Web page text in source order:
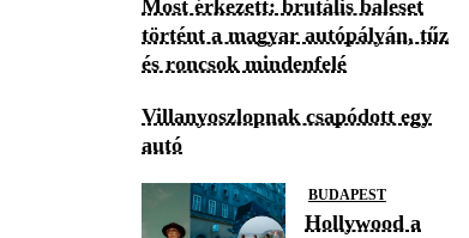
Most érkezett: brutális baleset
történt a magyar autópályán, tűz
és roncsok mindenfelé
Villanyoszlopnak csapódott egy
autó
BUDAPEST
Hollywood a